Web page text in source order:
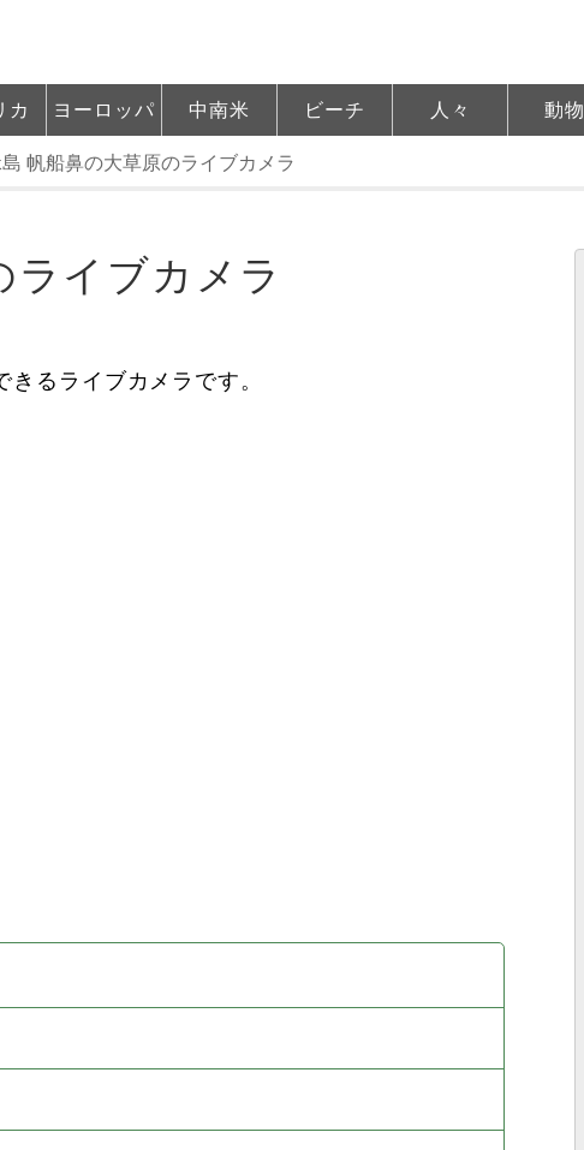
カ ヨーロッパ 中南米 ビーチ 人々 動物
帆船鼻の大草原のライブカメラ
ライブカメラ
るライブカメラです。